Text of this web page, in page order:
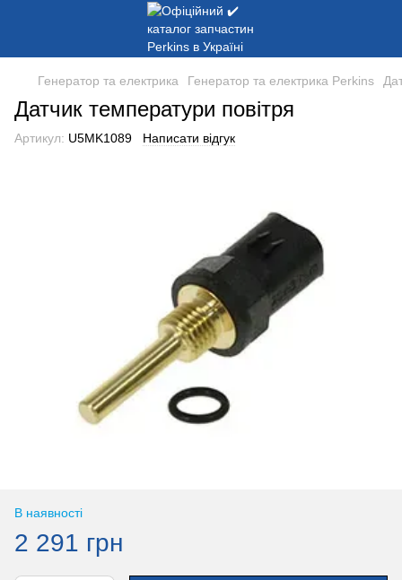
Генератор та електрика Генератор та електрика Perkins
Датчик температури повітря
Артикул: U5MK1089 Написати відгук
В наявності
2 291 грн